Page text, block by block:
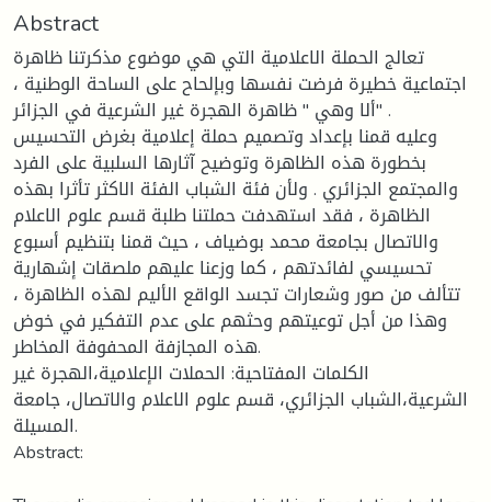
Abstract
تعالج الحملة الاعلامية التي هي موضوع مذكرتنا ظاهرة
اجتماعية خطيرة فرضت نفسها وبإلحاح على الساحة الوطنية ،
ألا وهي " ظاهرة الهجرة غير الشرعية في الجزائر" .
وعليه قمنا بإعداد وتصميم حملة إعلامية بغرض التحسيس
بخطورة هذه الظاهرة وتوضيح آثارها السلبية على الفرد
والمجتمع الجزائري . ولأن فئة الشباب الفئة الاكثر تأثرا بهذه
الظاهرة ، فقد استهدفت حملتنا طلبة قسم علوم الاعلام
والاتصال بجامعة محمد بوضياف ، حيث قمنا بتنظيم أسبوع
تحسيسي لفائدتهم ، كما وزعنا عليهم ملصقات إشهارية
تتألف من صور وشعارات تجسد الواقع الأليم لهذه الظاهرة ،
وهذا من أجل توعيتهم وحثهم على عدم التفكير في خوض
هذه المجازفة المحفوفة المخاطر.
الكلمات المفتاحية: الحملات الإعلامية،الهجرة غير
الشرعية،الشباب الجزائري، قسم علوم الاعلام والاتصال، جامعة
المسيلة.
Abstract: